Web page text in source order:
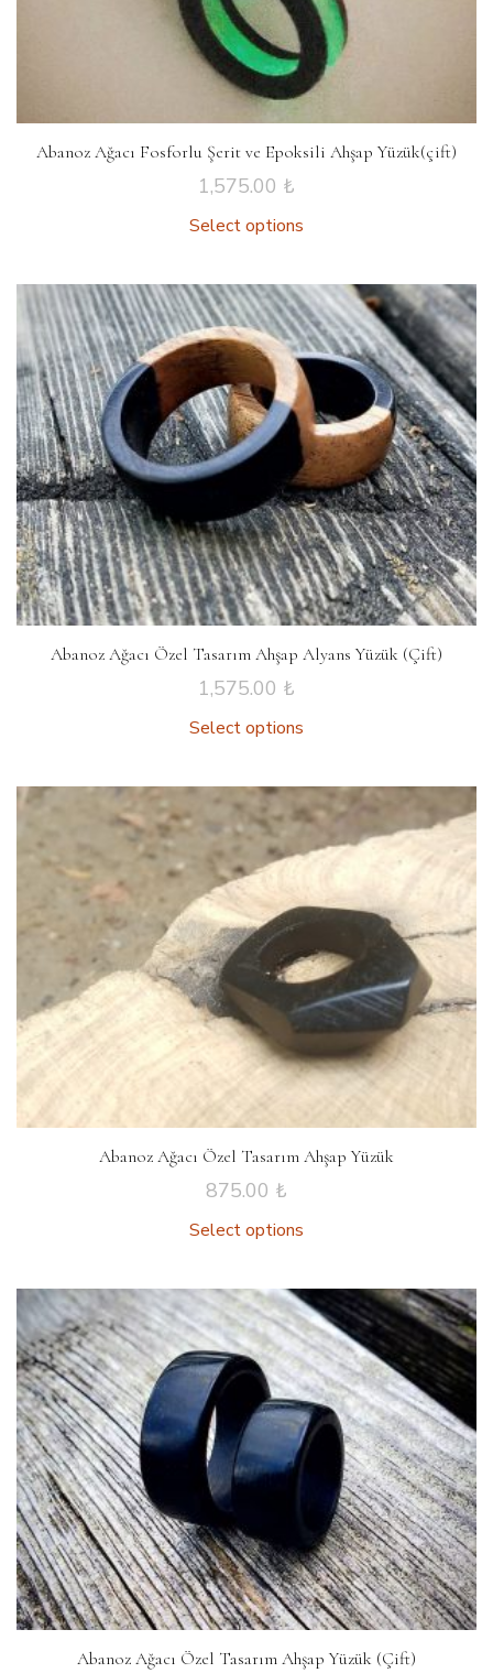
Abanoz Ağacı Fosforlu Şerit ve Epoksili Ahşap Yüzük(çift)
1,575.00 ₺
Select options
Abanoz Ağacı Özel Tasarım Ahşap Alyans Yüzük (Çift)
1,575.00 ₺
Select options
Abanoz Ağacı Özel Tasarım Ahşap Yüzük
875.00 ₺
Select options
Abanoz Ağacı Özel Tasarım Ahşap Yüzük (Çift)